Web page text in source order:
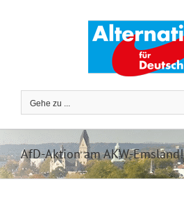
Gehe zu ...
AfD-Aktion am AKW-Emsland!